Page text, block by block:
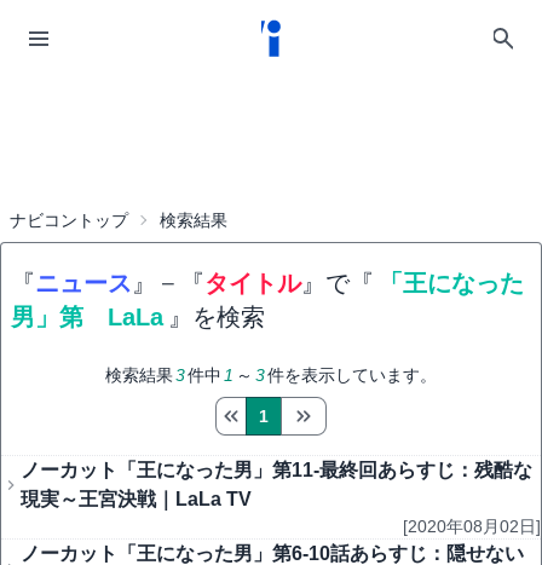
ナビコントップ 検索結果
『ニュース 』 − 『タイトル』で『
「王になった
男」第 LaLa 』を検索
検索結果3件中 1 ～ 3件を表示しています。
1
ノーカット「王になった男」第11-最終回あらすじ：残酷な
現実～王宮決戦｜LaLa TV
[2020年08月02日]
ノーカット「王になった男」第6-10話あらすじ：隠せない